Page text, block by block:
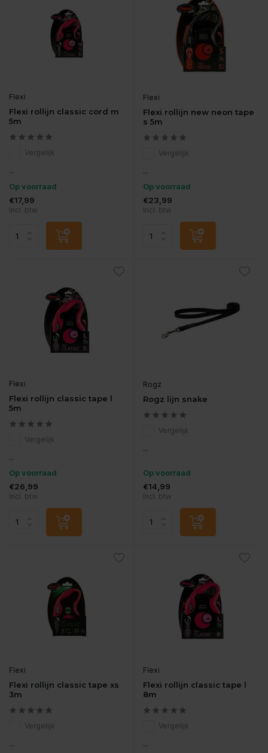
Flexi
Flexi rollijn classic cord m
5m
Vergelijk
...
Op voorraad
€17,99
Incl. btw
Flexi
Flexi rollijn new neon tape
s 5m
Vergelijk
...
Op voorraad
€23,99
Incl. btw
Flexi
Flexi rollijn classic tape l
5m
Vergelijk
...
Op voorraad
€26,99
Incl. btw
Rogz
Rogz lijn snake
Vergelijk
...
Op voorraad
€14,99
Incl. btw
Flexi
Flexi rollijn classic tape xs
3m
Vergelijk
...
Flexi
Flexi rollijn classic tape l
8m
Vergelijk
...